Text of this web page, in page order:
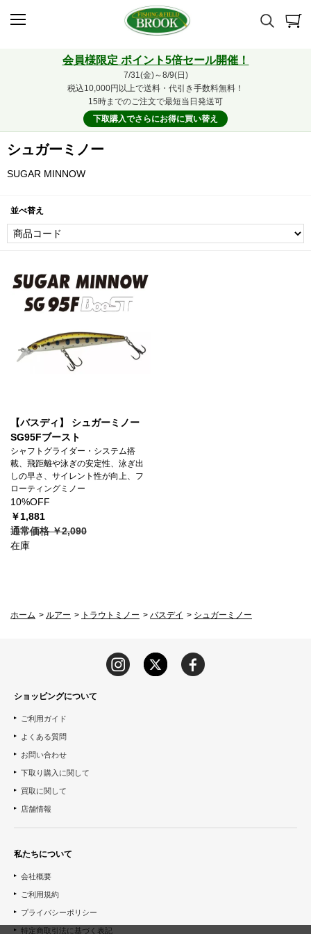
会員様限定 ポイント5倍セール開催！
7/31(金)～8/9(日)
税込10,000円以上で送料・代引き手数料無料！
15時までのご注文で最短当日発送可
下取購入でさらにお得に買い替え
シュガーミノー
SUGAR MINNOW
並べ替え
【バスディ】 シュガーミノー
SG95Fブースト
シャフトグライダー・システム搭
載、飛距離や泳ぎの安定性、泳ぎ出
しの早さ、サイレント性が向上、フ
ローティングミノー
10%OFF
￥1,881
通常価格 ￥2,090
在庫
ホーム > ルアー > トラウトミノー > バスデイ > シュガーミノー
ショッピングについて
ご利用ガイド
よくある質問
お問い合わせ
下取り購入に関して
買取に関して
店舗情報
私たちについて
会社概要
ご利用規約
プライバシーポリシー
特定商取引法に基づく表記